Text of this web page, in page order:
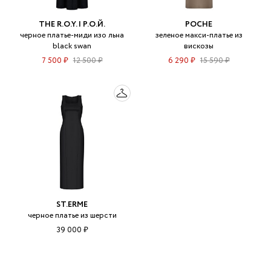
THE R.O.Y. | Р.О.Й.
черное платье-миди изо льна
black swan
7 500 ₽ 12 500 ₽
POCHE
зеленое макси-платье из
вискозы
6 290 ₽ 15 590 ₽
ST.ERME
черное платье из шерсти
39 000 ₽